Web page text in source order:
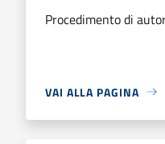
Procedimento di
VAI ALLA PAGINA